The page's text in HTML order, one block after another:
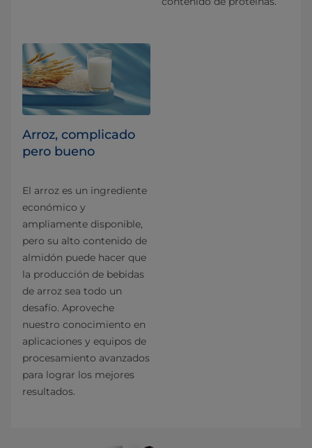
Arroz, complicado
pero bueno
El arroz es un ingrediente
económico y
ampliamente disponible,
pero su alto contenido de
almidón puede hacer que
la producción de bebidas
de arroz sea todo un
desafío. Aproveche
nuestro conocimiento en
aplicaciones y equipos de
procesamiento avanzados
para lograr los mejores
resultados.